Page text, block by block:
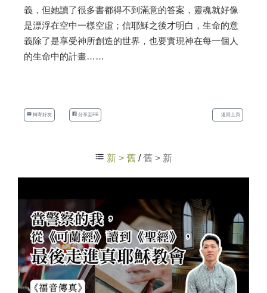
義，但她讀了很多書都得不到滿意的答案，靈魂就好像
是漂浮在空中一樣空虛；信耶穌之後才明白，生命的意
義除了是享受神所創造的世界，也要實現神在每一個人
的生命中的計畫……
轉寄好友 分享至FB 返回上頁
新 > 舊 /舊 > 新